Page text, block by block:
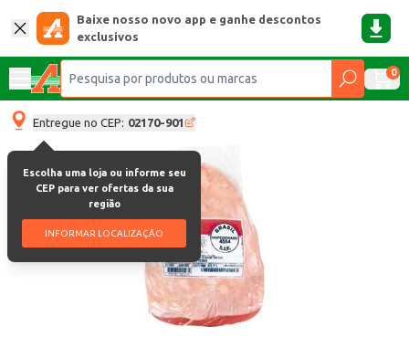
Baixe nosso novo app e ganhe descontos
exclusivos
0
Entregue no CEP: 02170-901
Escolha uma loja ou informe seu
CEP para ver ofertas da sua
região
INFORMAR LOCALIZAÇÃO